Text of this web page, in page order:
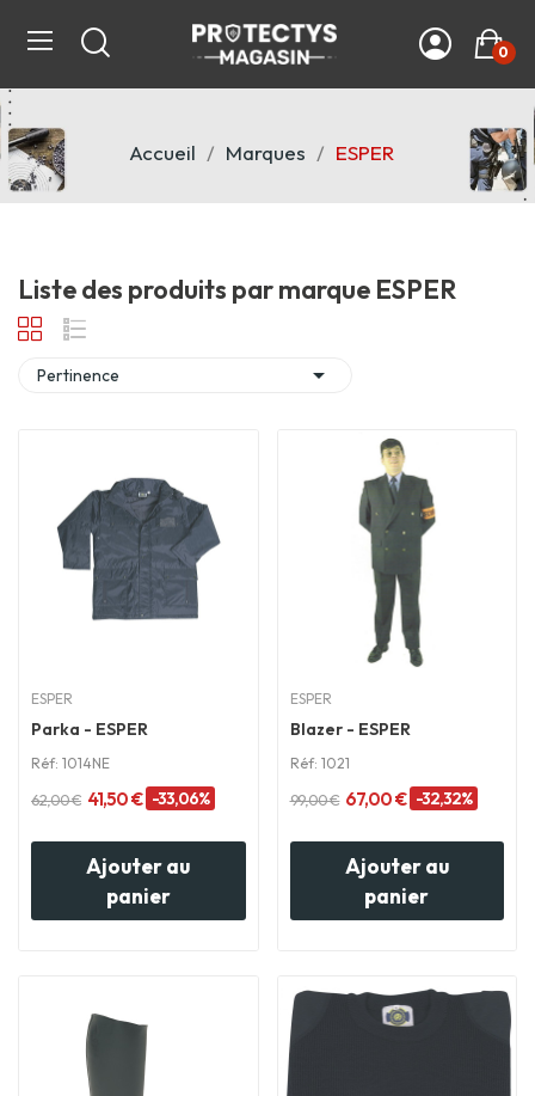
0
Accueil Marques ESPER
Liste des produits par marque ESPER
Pertinence 
ESPER
Parka - ESPER
Réf: 1014NE
62,00 € 41,50 € -33,06%
Ajouter au
panier
ESPER
Blazer - ESPER
Réf: 1021
99,00 € 67,00 € -32,32%
Ajouter au
panier